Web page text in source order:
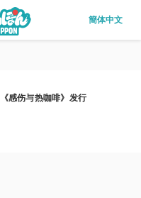
簡体中文
感伤与热咖啡》发行